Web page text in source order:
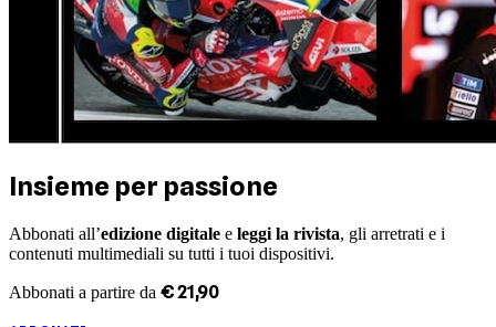
Insieme per passione
Abbonati all’edizione digitale e leggi la rivista, gli arretrati e i
contenuti multimediali su tutti i tuoi dispositivi.
Abbonati a partire da €21,90